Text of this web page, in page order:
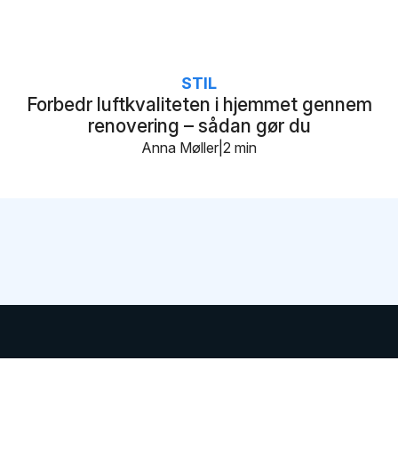
Forbedr luftkvaliteten i hjemmet gennem
renovering – sådan gør du
STIL
2 min
Anna Møller